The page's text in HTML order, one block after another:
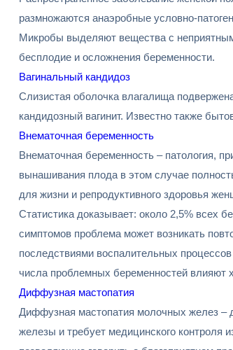
размножаются анаэробные условно-
Микробы выделяют вещества с
бесплодие и осложнения беременности.
Вагинальный кандидоз
Слизистая оболочка влагалища
кандидозный вагинит. Известно также
Внематочная беременность
Внематочная беременность – патология,
вынашивания плода в этом случае
для жизни и репродуктивного здоровья
Статистика доказывает: около 2,5% всех
симптомов проблема может возникать
последствиями воспалительных
числа проблемных беременностей влияют
Диффузная мастопатия
Диффузная мастопатия молочных желез –
железы и требует медицинского контроля